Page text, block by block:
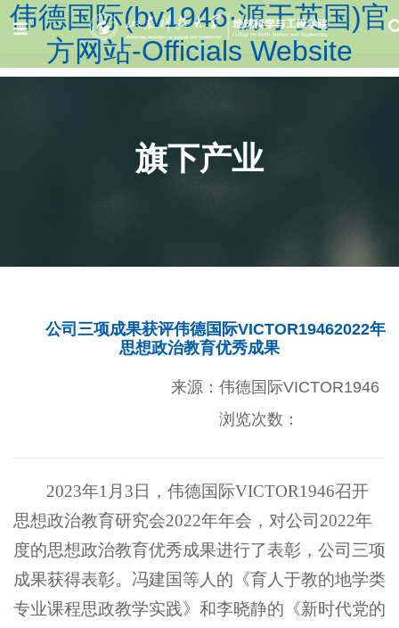
伟德国际(bv1946·源于英国)官
方网站-Officials Website
旗下产业
公司三项成果获评伟德国际VICTOR19462022年
思想政治教育优秀成果
来源：伟德国际VICTOR1946
浏览次数：
2023年1月3日，伟德国际VICTOR1946召开
思想政治教育研究会2022年年会，对公司2022年
度的思想政治教育优秀成果进行了表彰，公司三项
成果获得表彰。冯建国等人的《育人于教的地学类
专业课程思政教学实践》和李晓静的《新时代党的